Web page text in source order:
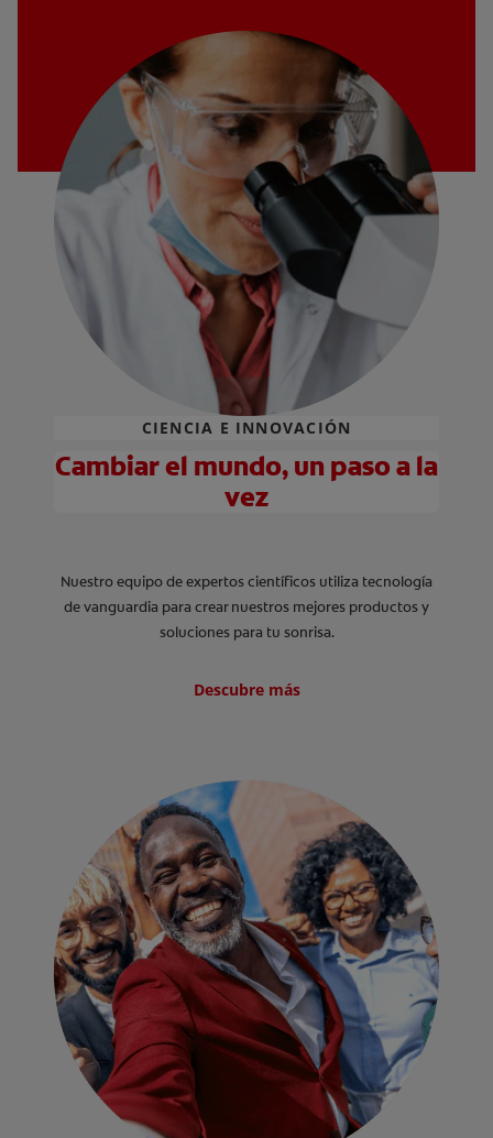
CIENCIA E INNOVACIÓN
Cambiar el mundo, un paso a la
vez
Nuestro equipo de expertos científicos utiliza tecnología
de vanguardia para crear nuestros mejores productos y
soluciones para tu sonrisa.
Descubre más